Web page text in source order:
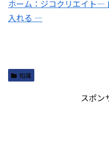
ホーム：ジコクリエイト―
入れる ―
知識
スポン